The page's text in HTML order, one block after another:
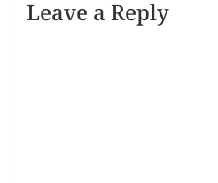
Leave a Reply